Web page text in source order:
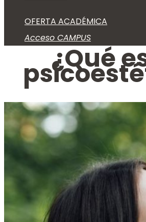
OFERTA ACADÉMICA
Acceso CAMPUS
¿Qué